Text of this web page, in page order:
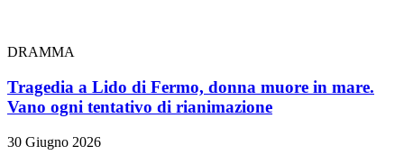
DRAMMA
Tragedia a Lido di Fermo, donna muore in mare.
Vano ogni tentativo di rianimazione
30 Giugno 2026